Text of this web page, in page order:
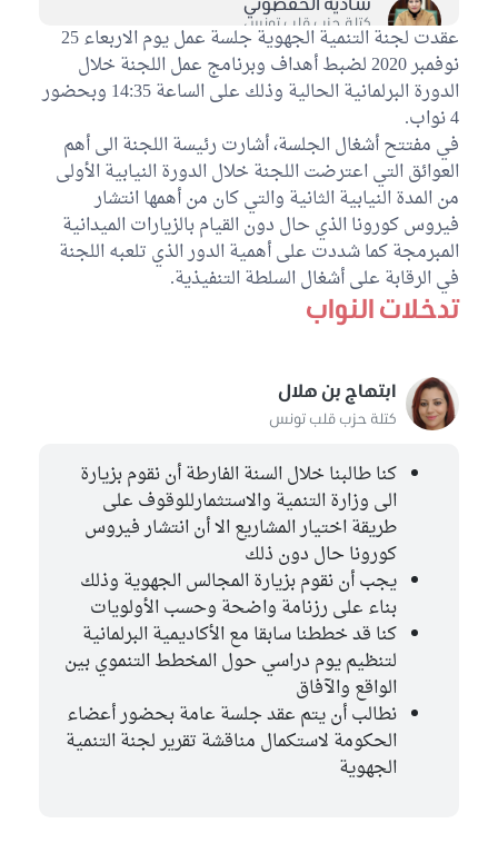
عقدت لجنة التنمية الجهوية جلسة عمل يوم الاربعاء 25
نوفمبر 2020 لضبط أهداف وبرنامج عمل اللجنة خلال
الدورة البرلمانية الحالية وذلك على الساعة 14:35 وبحضور
4 نواب.
في مفتتح أشغال الجلسة، أشارت رئيسة اللجنة الى أهم
العوائق التي اعترضت اللجنة خلال الدورة النيابية الأولى
من المدة النيابية الثانية والتي كان من أهمها انتشار
فيروس كورونا الذي حال دون القيام بالزيارات الميدانية
المبرمجة كما شددت على أهمية الدور الذي تلعبه اللجنة
في الرقابة على أشغال السلطة التنفيذية.
تدخلات النواب
ابتهاج بن هلال
كتلة حزب قلب تونس
كنا طالبنا خلال السنة الفارطة أن نقوم بزيارة
الى وزارة التنمية والاستثمارللوقوف على
طريقة اختيار المشاريع الا أن انتشار فيروس
كورونا حال دون ذلك
يجب أن نقوم بزيارة المجالس الجهوية وذلك
بناء على رزنامة واضحة وحسب الأولويات
كنا قد خططنا سابقا مع الأكاديمية البرلمانية
لتنظيم يوم دراسي حول المخطط التنموي بين
الواقع والآفاق
نطالب أن يتم عقد جلسة عامة بحضور أعضاء
الحكومة لاستكمال مناقشة تقرير لجنة التنمية
الجهوية
كتلة حزب قلب تونس
غير منتمين إلى اللجنة1
كتلة حزب قلب تونس